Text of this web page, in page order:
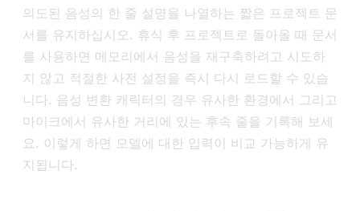
의도된 음성의 한 줄 설명을 나열하는 짧은 프로젝트 문
서를 유지하십시오. 휴식 후 프로젝트로 돌아올 때 문서
를 사용하면 메모리에서 음성을 재구축하려고 시도하
지 않고 적절한 사전 설정을 즉시 다시 로드할 수 있습
니다. 음성 변환 캐릭터의 경우 유사한 환경에서 그리고
마이크에서 유사한 거리에 있는 후속 줄을 기록해 보세
요. 이렇게 하면 모델에 대한 입력이 비교 가능하게 유
지됩니다.